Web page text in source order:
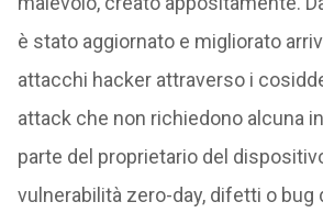
è stato aggiornato e migliorato
attacchi hacker attraverso i
attack che non richiedono alcuna
parte del proprietario del
vulnerabilità zero-day, difetti o bug